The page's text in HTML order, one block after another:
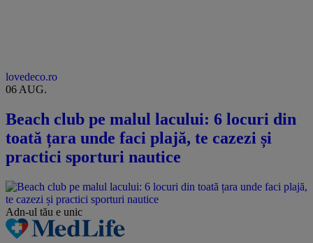
lovedeco.ro
06 AUG.
Beach club pe malul lacului: 6 locuri din
toată țara unde faci plajă, te cazezi și
practici sporturi nautice
Adn-ul tău e unic